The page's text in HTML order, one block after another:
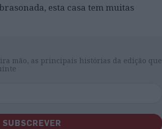
esta casa tem muitas
mão, as principais histórias da edição que
SUBSCREVER